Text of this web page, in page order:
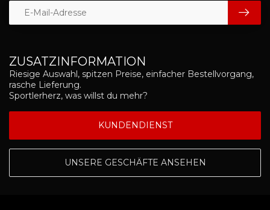
ZUSATZINFORMATION
Riesige Auswahl, spitzen Preise, einfacher Bestellvorgang,
rasche Lieferung.
Sportlerherz, was willst du mehr?
KUNDENDIENST
UNSERE GESCHÄFTE ANSEHEN